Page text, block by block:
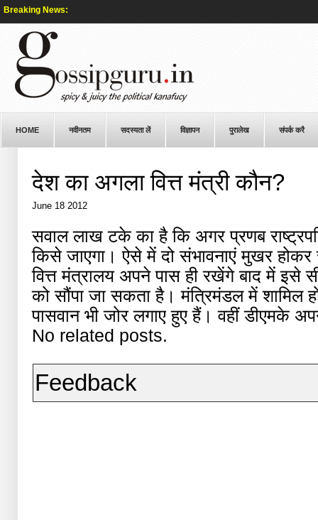
Breaking News:
HOME नवीनतम सदस्यता लें विज्ञापन पुरालेख संपर्क करै
देश का अगला वित्त मंत्री कौन?
June 18 2012
सवाल लाख टके का है कि अगर प्रणब
किसे जाएगा। ऐसे में दो संभावनाएं मुखर
वित्त मंत्रालय अपने पास ही रखेंगे बाद में इसे
को सौंपा जा सकता है। मंत्रिमंडल में शामिल
पासवान भी जोर लगाए हुए हैं। वहीं डीएमके
No related posts.
Feedback